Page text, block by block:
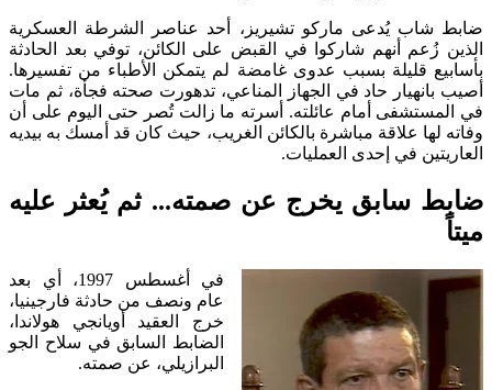
ضابط شاب يُدعى ماركو تشيريز، أحد عناصر الشرطة العسكرية
الذين زُعم أنهم شاركوا في القبض على الكائن، توفي بعد الحادثة
بأسابيع قليلة بسبب عدوى غامضة لم يتمكن الأطباء من تفسيرها.
أصيب بانهيار حاد في الجهاز المناعي، تدهورت صحته فجأة، ثم مات
في المستشفى أمام عائلته. أسرته ما زالت تُصر حتى اليوم على أن
وفاته لها علاقة مباشرة بالكائن الغريب، حيث كان قد أمسك به بيديه
العاريتين في إحدى العمليات.
ضابط سابق يخرج عن صمته... ثم يُعثر عليه
ميتاً
في أغسطس 1997، أي بعد
عام ونصف من حادثة فارجينيا،
خرج العقيد أويانجي هولاندا،
الضابط السابق في سلاح الجو
البرازيلي، عن صمته.